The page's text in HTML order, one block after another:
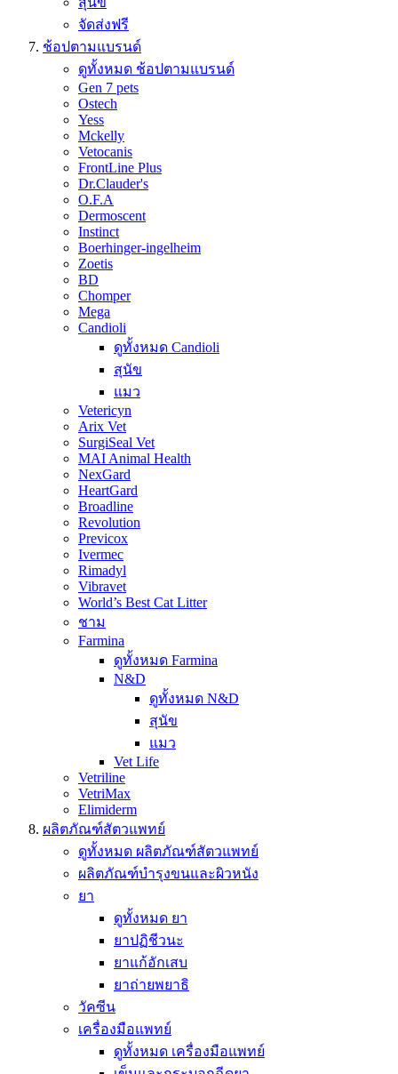
จัดส่งฟรี
ช้อปตามแบรนด์
ดูทั้งหมด ช้อปตามแบรนด์
Gen 7 pets
Ostech
Yess
Mckelly
Vetocanis
FrontLine Plus
Dr.Clauder's
O.F.A
Dermoscent
Instinct
Boerhinger-ingelheim
Zoetis
BD
Chomper
Mega
Candioli
ดูทั้งหมด Candioli
สุนัข
แมว
Vetericyn
Arix Vet
SurgiSeal Vet
MAI Animal Health
NexGard
HeartGard
Broadline
Revolution
Previcox
Ivermec
Rimadyl
Vibravet
World’s Best Cat Litter
ชาม
Farmina
ดูทั้งหมด Farmina
N&D
ดูทั้งหมด N&D
สุนัข
แมว
Vet Life
Vetriline
VetriMax
Elimiderm
ผลิตภัณฑ์สัตวแพทย์
ดูทั้งหมด ผลิตภัณฑ์สัตวแพทย์
ผลิตภัณฑ์บำรุงขนและผิวหนัง
ยา
ดูทั้งหมด ยา
ยาปฏิชีวนะ
ยาแก้อักเสบ
ยาถ่ายพยาธิ
วัคซีน
เครื่องมือแพทย์
ดูทั้งหมด เครื่องมือแพทย์